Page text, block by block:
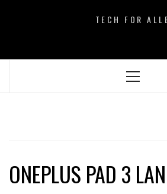
TECH FOR
Primary
ONEPLUS PAD 3